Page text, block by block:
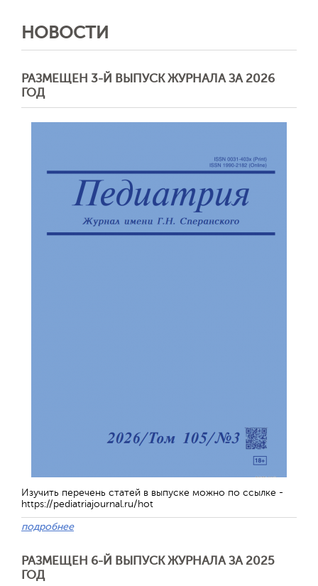
НОВОСТИ
РАЗМЕЩЕН 3-Й ВЫПУСК ЖУРНАЛА ЗА 2026
ГОД
Изучить перечень статей в выпуске можно по ссылке -
https://pediatriajournal.ru/hot
подробнее
РАЗМЕЩЕН 6-Й ВЫПУСК ЖУРНАЛА ЗА 2025
ГОД